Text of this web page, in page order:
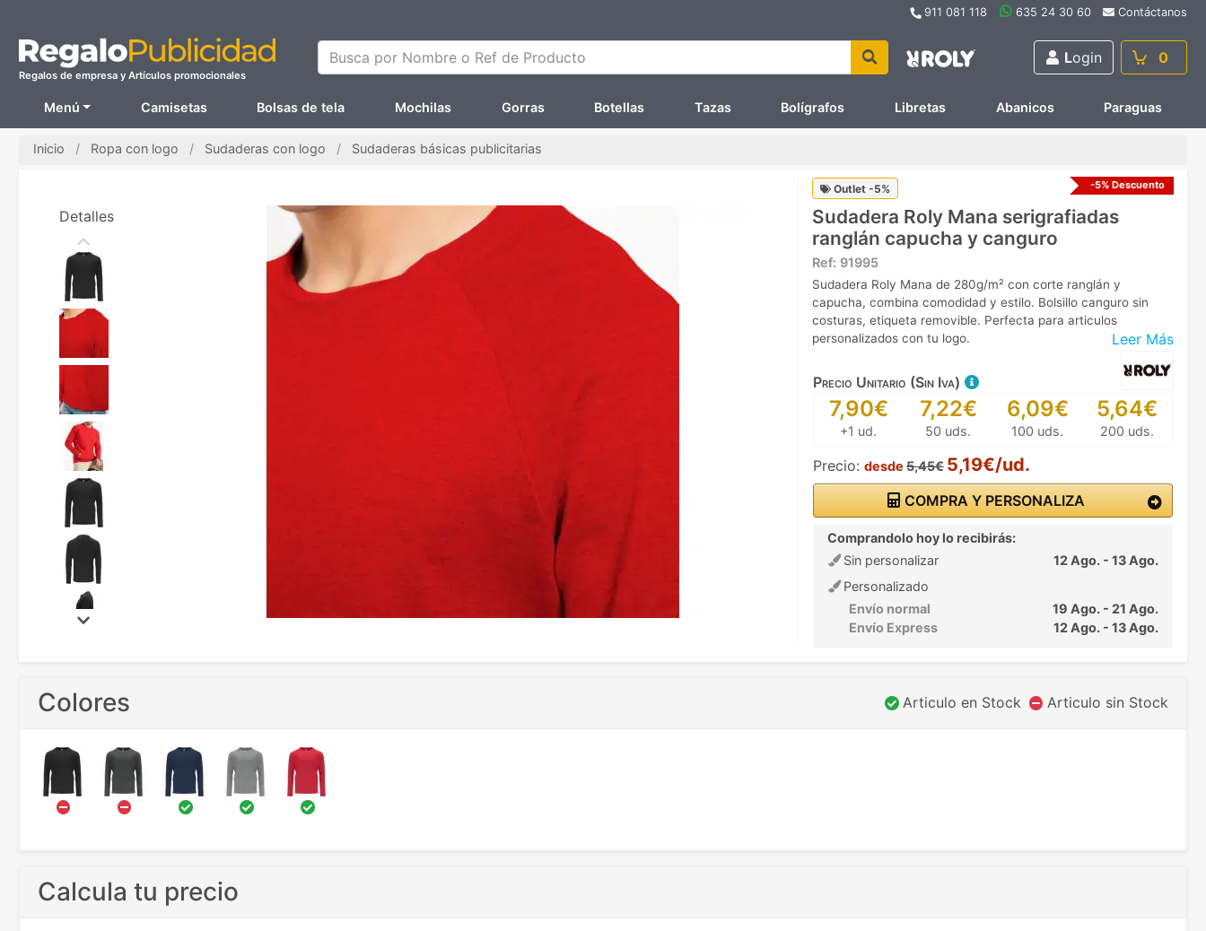
911 081 118 635 24 30 60 Contáctanos
Regalos de empresa y Artículos promocionales
Busca por Nombre o Ref de Producto Login 0
Menú Camisetas Bolsas de tela Mochilas Gorras Botellas Tazas Bolígrafos Libretas Abanicos Paraguas
Inicio Ropa con logo Sudaderas con logo Sudaderas básicas publicitarias
Outlet -5% -5% Descuento
Sudadera Roly Mana serigrafiadas
ranglán capucha y canguro
Ref: 91995
Leer Más
Sudadera Roly Mana de 280g/m² con corte ranglán y
capucha, combina comodidad y estilo. Bolsillo canguro sin
costuras, etiqueta removible. Perfecta para articulos
personalizados con tu logo.
Precio Unitario (Sin Iva)
7,90€
+1 ud.
7,22€
50 uds.
6,09€
100 uds.
5,64€
200 uds.
Precio: desde 5,45€ 5,19€/ud.
COMPRA Y PERSONALIZA
Comprandolo hoy lo recibirás:
Sin personalizar
12 Ago. - 13 Ago.
Personalizado
Envío normal
19 Ago. - 21 Ago.
Envío Express
12 Ago. - 13 Ago.
Detalles
Colores Articulo en Stock Articulo sin Stock
Calcula tu precio